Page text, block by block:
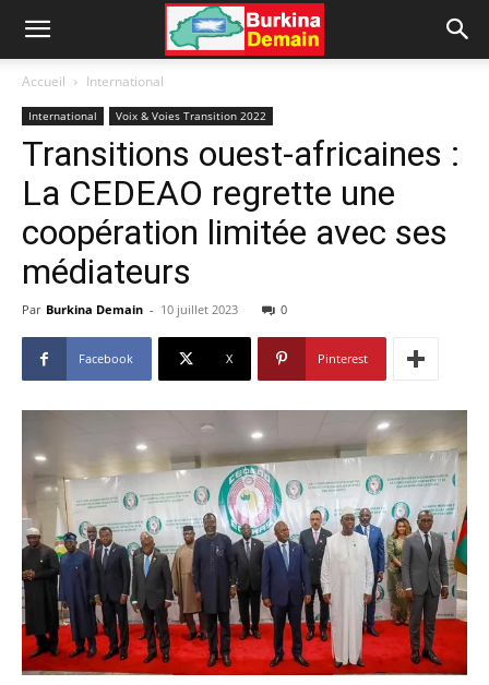
Accueil International
International Voix & Voies Transition 2022
Transitions ouest-africaines :
La CEDEAO regrette une
coopération limitée avec ses
médiateurs
Par Burkina Demain - 10 juillet 2023 0
Facebook X Pinterest